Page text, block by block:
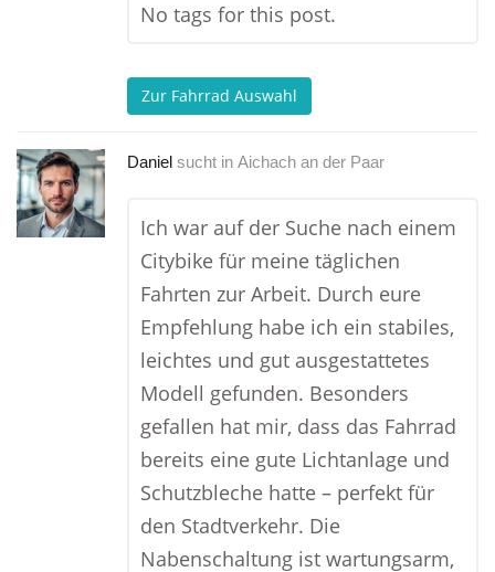
No tags for this post.
Zur Fahrrad Auswahl
Daniel sucht in Aichach an der Paar
Ich war auf der Suche nach einem
Citybike für meine täglichen
Fahrten zur Arbeit. Durch eure
Empfehlung habe ich ein stabiles,
leichtes und gut ausgestattetes
Modell gefunden. Besonders
gefallen hat mir, dass das Fahrrad
bereits eine gute Lichtanlage und
Schutzbleche hatte – perfekt für
den Stadtverkehr. Die
Nabenschaltung ist wartungsarm,